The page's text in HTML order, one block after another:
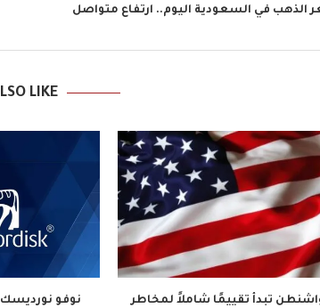
الذهب في السعودية اليوم.. ارتفاع متواصل
LIKE
تبدأ تقييمًا شاملاً لمخاطر
نوفو